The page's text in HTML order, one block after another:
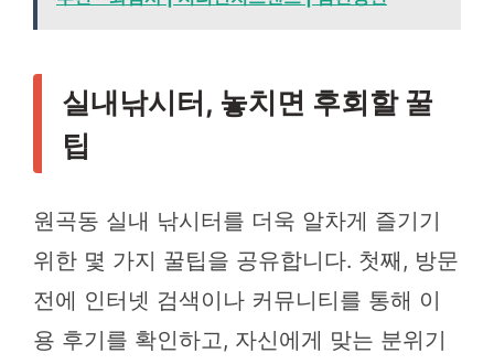
실내낚시터, 놓치면 후회할 꿀
팁
원곡동 실내 낚시터를 더욱 알차게 즐기기
위한 몇 가지 꿀팁을 공유합니다. 첫째, 방문
전에 인터넷 검색이나 커뮤니티를 통해 이
용 후기를 확인하고, 자신에게 맞는 분위기